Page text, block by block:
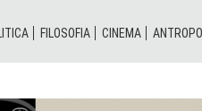
FILOSOFIA CINEMA